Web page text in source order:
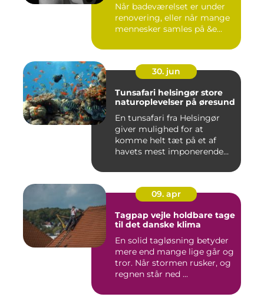
Når badeværelset er under
renovering, eller når mange
mennesker samles på &e...
30. jun
Tunsafari helsingør store
naturoplevelser på øresund
En tunsafari fra Helsingør
giver mulighed for at
komme helt tæt på et af
havets mest imponerende
09. apr
Tagpap vejle holdbare tage
til det danske klima
En solid tagløsning betyder
mere end mange lige går og
tror. Når stormen rusker, og
regnen står ned ...